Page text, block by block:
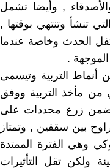
, وأيضا تشمل
تنشأ وتنتهي بوقتها ,
الحدث وخاصة عندما
الموجهة .
من أنماط التربية وتيسمى
من مأخذ التربية ووفق
زرع محددات على
بين سقفين , وتمتاز
وهي الفترة الممتدة
ولكن تقل التأثيرات